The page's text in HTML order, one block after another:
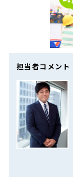
担当者コメント